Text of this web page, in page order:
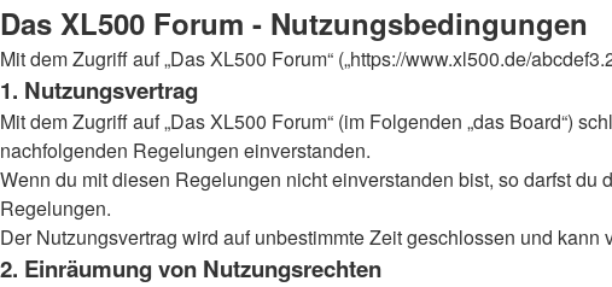
Das XL500 Forum - Nutzungsbedingungen
Mit dem Zugriff auf „Das XL500 Forum“ („https://www.xl500.de/
1. Nutzungsvertrag
Mit dem Zugriff auf „Das XL500 Forum“ (im Folgenden „das Board“)
nachfolgenden Regelungen einverstanden.
Wenn du mit diesen Regelungen nicht einverstanden bist, so darfst
Regelungen.
Der Nutzungsvertrag wird auf unbestimmte Zeit geschlossen und
2. Einräumung von Nutzungsrechten